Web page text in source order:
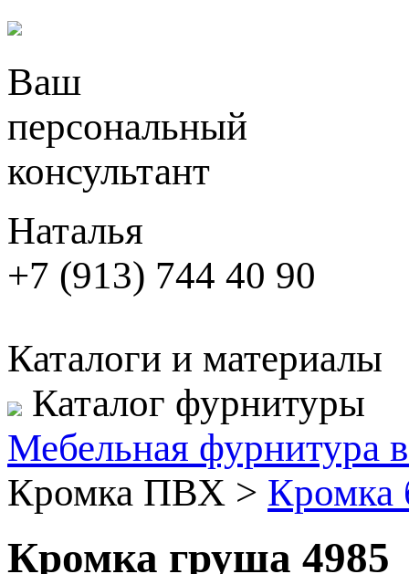
Ваш
персональный
консультант
Наталья
+7 (913) 744 40 90
Каталоги и материалы
Каталог фурнитуры
Мебельная фурнитура
Кромка ПВХ > Кромка
Кромка груша 4985